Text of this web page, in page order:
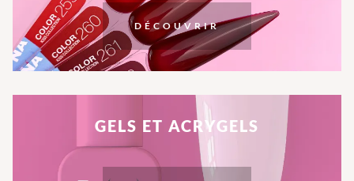
DÉCOUVRIR
GELS ET ACRYGELS